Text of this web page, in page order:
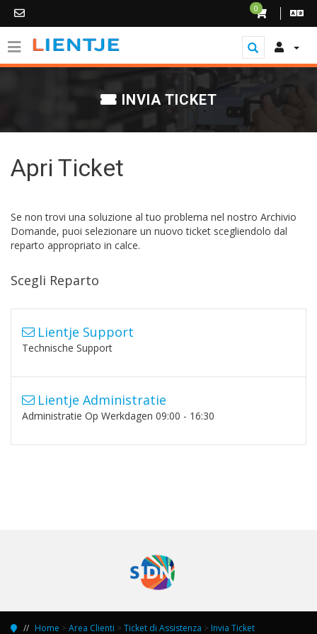
0
INVIA TICKET
Apri Ticket
Se non trovi una soluzione al tuo problema nel nostro Archivio
Domande, puoi selezionare un nuovo ticket scegliendolo dal
reparto appropriato in calce.
Scegli Reparto
Lientje Support
Technische Support
Lientje Administratie
Administratie Op Werkdagen 09:00 - 16:30
Home > Area Clienti > Ticket di Assistenza > Invia Ticket